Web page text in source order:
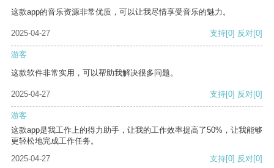
这款app的音乐资源非常优质，可以让我尽情享受音乐的魅力。
2025-04-27 支持[0] 反对[0]
游客
这款软件非常实用，可以帮助我解决很多问题。
2025-04-27 支持[0] 反对[0]
游客
这款app是我工作上的得力助手，让我的工作效率提高了50%，让我能够
更轻松地完成工作任务。
2025-04-27
支持[0] 反对[0]